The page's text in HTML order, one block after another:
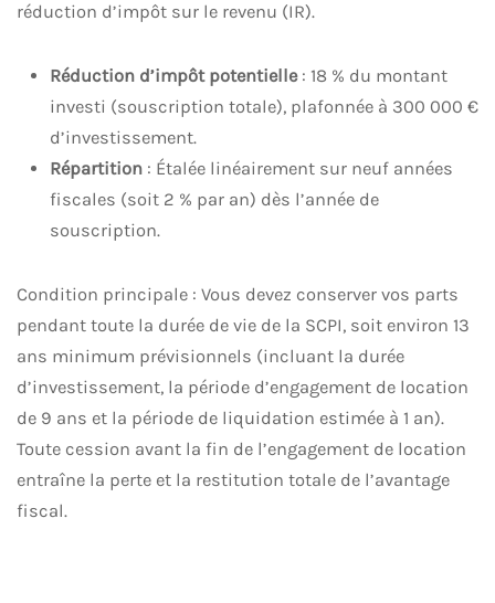
réduction d’impôt sur le revenu (IR).
Réduction d’impôt potentielle: 18 % du montant
investi (souscription totale), plafonnée à 300 000 €
d’investissement.
Répartition : Étalée linéairement sur neuf années
fiscales (soit 2 % par an) dès l’année de
souscription.
Condition principale : Vous devez conserver vos parts
pendant toute la durée de vie de la SCPI, soit environ 13
ans minimum prévisionnels (incluant la durée
d’investissement, la période d’engagement de location
de 9 ans et la période de liquidation estimée à 1 an).
Toute cession avant la fin de l’engagement de location
entraîne la perte et la restitution totale de l’avantage
fiscal.